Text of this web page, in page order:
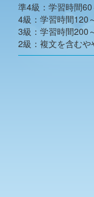
準4級：学習時間
4級：学習時間120
3級：学習時間200
2級：複文を含む